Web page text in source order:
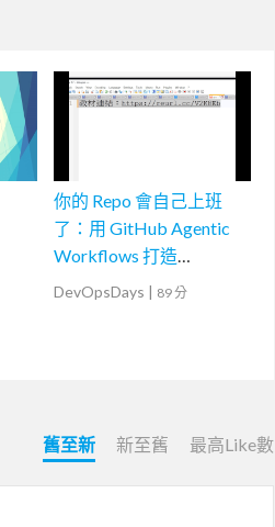
你的 Repo 會自己上班
了：用 GitHub Agentic
Workflows 打造
Continuous AI
DevOpsDays | 89 分
舊至新 新至舊 最高Like數